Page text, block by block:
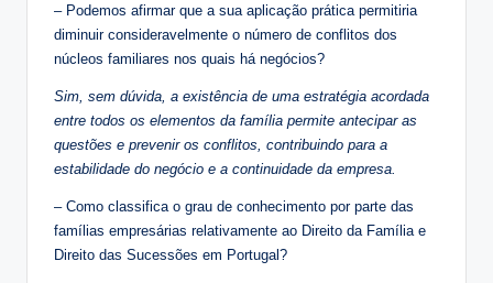
– Podemos afirmar que a sua aplicação prática permitiria
diminuir consideravelmente o número de conflitos dos
núcleos familiares nos quais há negócios?
Sim, sem dúvida, a existência de uma estratégia acordada
entre todos os elementos da família permite antecipar as
questões e prevenir os conflitos, contribuindo para a
estabilidade do negócio e a continuidade da empresa.
– Como classifica o grau de conhecimento por parte das
famílias empresárias relativamente ao Direito da Família e
Direito das Sucessões em Portugal?